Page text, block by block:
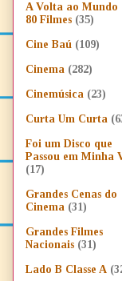
A Volta ao Mundo
80 Filmes (35)
Cine Baú (109)
Cinema (282)
Cinemúsica (23)
Curta Um Curta
Foi um Disco que
Passou em Minha
(17)
Grandes Cenas do
Cinema (31)
Grandes Filmes
Nacionais (31)
Lado B Classe A